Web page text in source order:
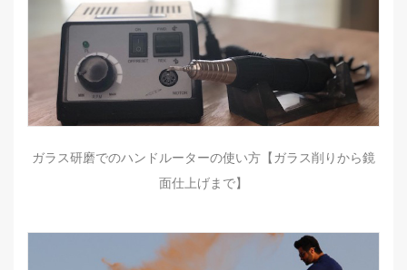
ガラス研磨でのハンドルーターの使い方【ガラス削りから鏡
面仕上げまで】